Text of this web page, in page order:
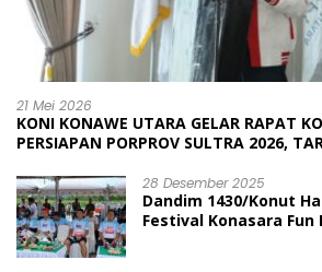
21 Mei 2026
KONI KONAWE UTARA GELAR RAPAT
PERSIAPAN PORPROV SULTRA 2026,
28 Desember 2025
Dandim 1430/Konut
Festival Konasara Fun